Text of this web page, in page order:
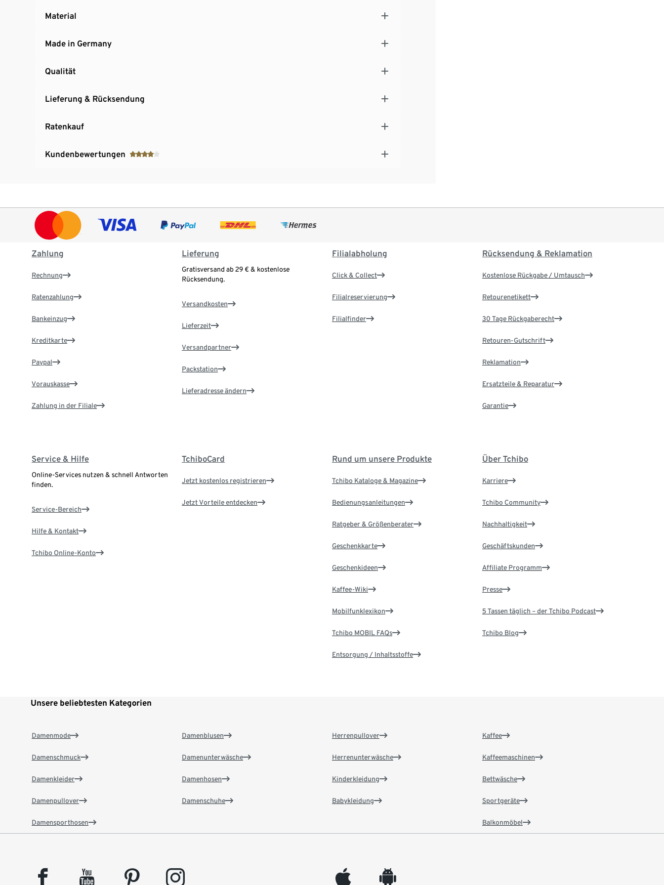
Material
Made in Germany
Qualität
Lieferung & Rücksendung
Ratenkauf
Kundenbewertungen
Zahlung
Rechnung
Ratenzahlung
Bankeinzug
Kreditkarte
Paypal
Vorauskasse
Zahlung in der Filiale
Lieferung
Gratisversand ab 29 € & kostenlose
Rücksendung.
Versandkosten
Lieferzeit
Versandpartner
Packstation
Lieferadresse ändern
Filialabholung
Click & Collect
Filialreservierung
Filialfinder
Rücksendung & Reklamation
Kostenlose Rückgabe / Umtausch
Retourenetikett
30 Tage Rückgaberecht
Retouren-Gutschrift
Reklamation
Ersatzteile & Reparatur
Garantie
Service & Hilfe
Online-Services nutzen & schnell Antworten
finden.
Service-Bereich
Hilfe & Kontakt
Tchibo Online-Konto
TchiboCard
Jetzt kostenlos registrieren
Jetzt Vorteile entdecken
Rund um unsere Produkte
Tchibo Kataloge & Magazine
Bedienungsanleitungen
Ratgeber & Größenberater
Geschenkkarte
Geschenkideen
Kaffee-Wiki
Mobilfunklexikon
Tchibo MOBIL FAQs
Entsorgung / Inhaltsstoffe
Über Tchibo
Karriere
Tchibo Community
Nachhaltigkeit
Geschäftskunden
Affiliate Programm
Presse
5 Tassen täglich – der Tchibo Podcast
Tchibo Blog
Unsere beliebtesten Kategorien
Damenmode
Damenschmuck
Damenkleider
Damenpullover
Damensporthosen
Damenblusen
Damenunterwäsche
Damenhosen
Damenschuhe
Herrenpullover
Herrenunterwäsche
Kinderkleidung
Babykleidung
Kaffee
Kaffeemaschinen
Bettwäsche
Sportgeräte
Balkonmöbel
facebook youtube pinterest instagram appleinc android